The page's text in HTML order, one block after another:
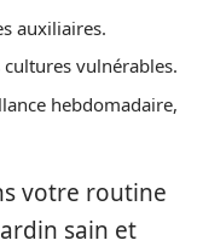
auxiliaires.
vulnérables.
hebdomadaire,
votre routine
sain et